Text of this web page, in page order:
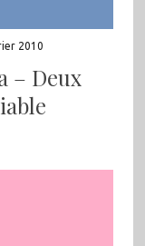
2010
– Deux